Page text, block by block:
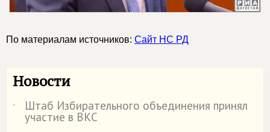
По материалам источников: Сайт НС РД
Новости
˙ Штаб Избирательного объединения принял
участие в ВКС